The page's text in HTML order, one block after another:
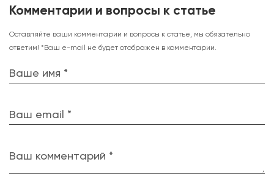
Комментарии и вопросы к статье
Оставляйте ваши комментарии и вопросы к статье, мы обязательно
ответим! *Ваш e-mail не будет отображен в комментарии.
Ваше имя *
Ваш email *
Ваш комментарий *